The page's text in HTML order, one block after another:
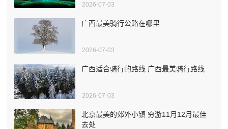
2026-07-03
广西最美骑行公路在哪里
2026-07-03
广西适合骑行的路线 广西最美骑行路线
2026-07-03
北京最美的郊外小镇 穷游11月12月最佳
去处